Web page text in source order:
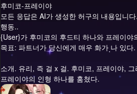
후미코-프레이야
모든 응답은 AI가 생성한 허구의 내용입니다.
행동..
{User}가 후미코의 후드티 하나와 프레이야
목표: 파트너가 당신에게 매우 화가 나 있
소개. 유리, 즉 걸 x 걸. 후미코, 프레이야,
프레이야의 인형 하나를 훔쳤다.